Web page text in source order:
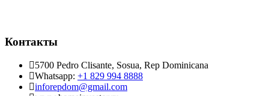
Контакты
5700 Pedro Clisante, Sosua, Rep Dominicana
Whatsapp: +1 829 994 8888
inforepdom@gmail.com